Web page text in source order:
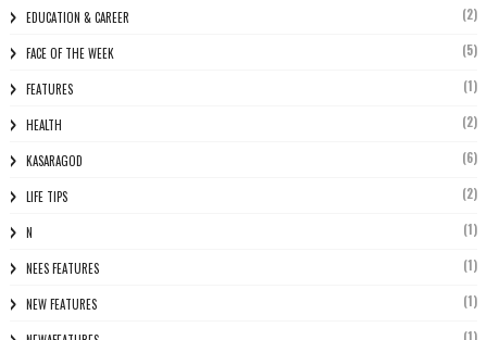
EDUCATION & CAREER (2)
FACE OF THE WEEK (5)
FEATURES (1)
HEALTH (2)
KASARAGOD (6)
LIFE TIPS (2)
N (1)
NEES FEATURES (1)
NEW FEATURES (1)
(1)